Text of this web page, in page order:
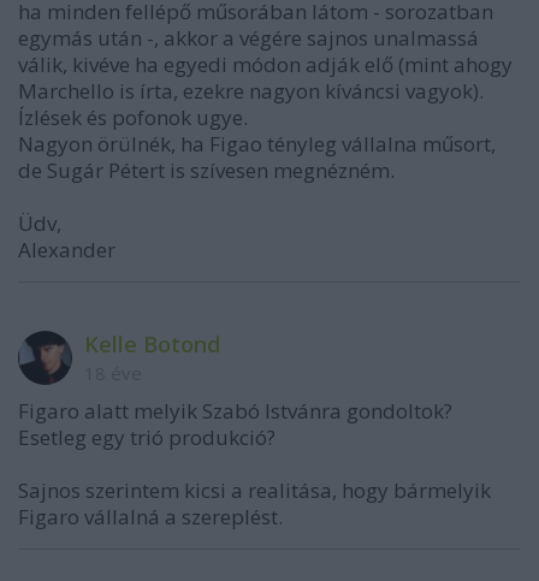
ha minden fellépő műsorában látom - sorozatban
egymás után -, akkor a végére sajnos unalmassá
válik, kivéve ha egyedi módon adják elő (mint ahogy
Marchello is írta, ezekre nagyon kíváncsi vagyok).
Ízlések és pofonok ugye.
Nagyon örülnék, ha Figao tényleg vállalna műsort,
de Sugár Pétert is szívesen megnézném.
Üdv,
Alexander
Kelle Botond
Figaro alatt melyik Szabó Istvánra gondoltok?
Esetleg egy trió produkció?
Sajnos szerintem kicsi a realitása, hogy bármelyik
Figaro vállalná a szereplést.